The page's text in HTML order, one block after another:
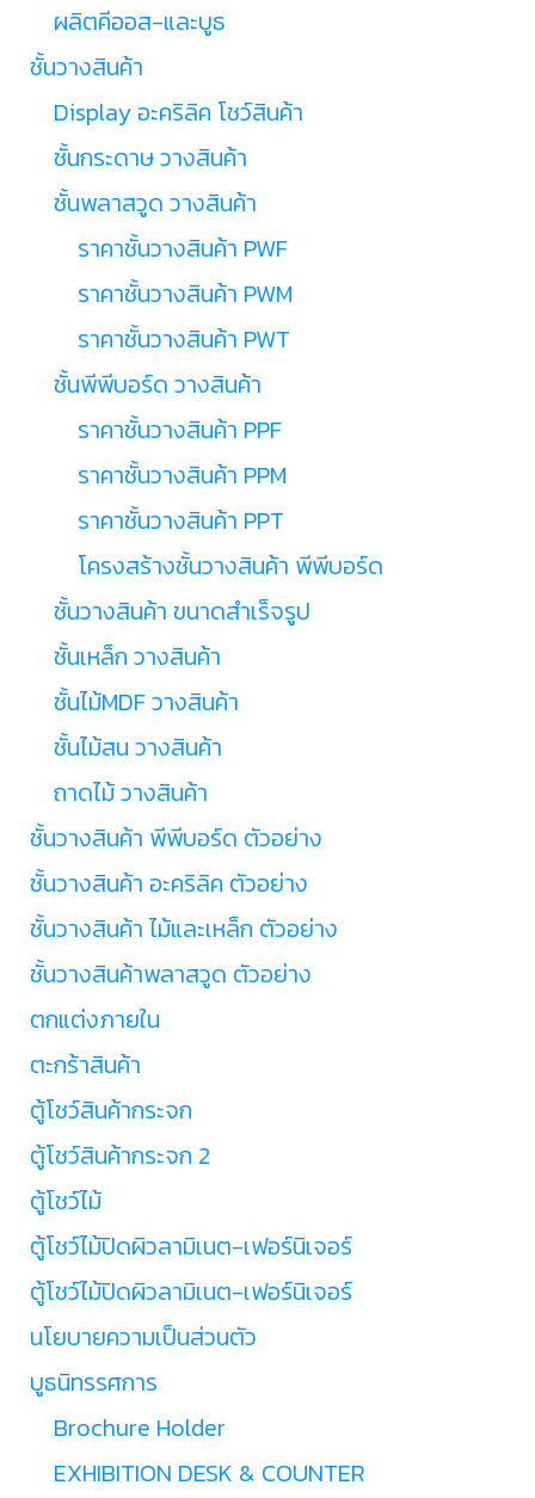
ผลิตคีออส-และบูธ
ชั้นวางสินค้า
Display อะคริลิค โชว์สินค้า
ชั้นกระดาษ วางสินค้า
ชั้นพลาสวูด วางสินค้า
ราคาชั้นวางสินค้า PWF
ราคาชั้นวางสินค้า PWM
ราคาชั้นวางสินค้า PWT
ชั้นพีพีบอร์ด วางสินค้า
ราคาชั้นวางสินค้า PPF
ราคาชั้นวางสินค้า PPM
ราคาชั้นวางสินค้า PPT
โครงสร้างชั้นวางสินค้า พีพีบอร์ด
ชั้นวางสินค้า ขนาดสำเร็จรูป
ชั้นเหล็ก วางสินค้า
ชั้นไม้MDF วางสินค้า
ชั้นไม้สน วางสินค้า
ถาดไม้ วางสินค้า
ชั้นวางสินค้า พีพีบอร์ด ตัวอย่าง
ชั้นวางสินค้า อะคริลิค ตัวอย่าง
ชั้นวางสินค้า ไม้และเหล็ก ตัวอย่าง
ชั้นวางสินค้าพลาสวูด ตัวอย่าง
ตกแต่งภายใน
ตะกร้าสินค้า
ตู้โชว์สินค้ากระจก
ตู้โชว์สินค้ากระจก 2
ตู้โชว์ไม้
ตู้โชว์ไม้ปิดผิวลามิเนต-เฟอร์นิเจอร์
ตู้โชว์ไม้ปิดผิวลามิเนต-เฟอร์นิเจอร์
นโยบายความเป็นส่วนตัว
บูธนิทรรศการ
Brochure Holder
EXHIBITION DESK & COUNTER